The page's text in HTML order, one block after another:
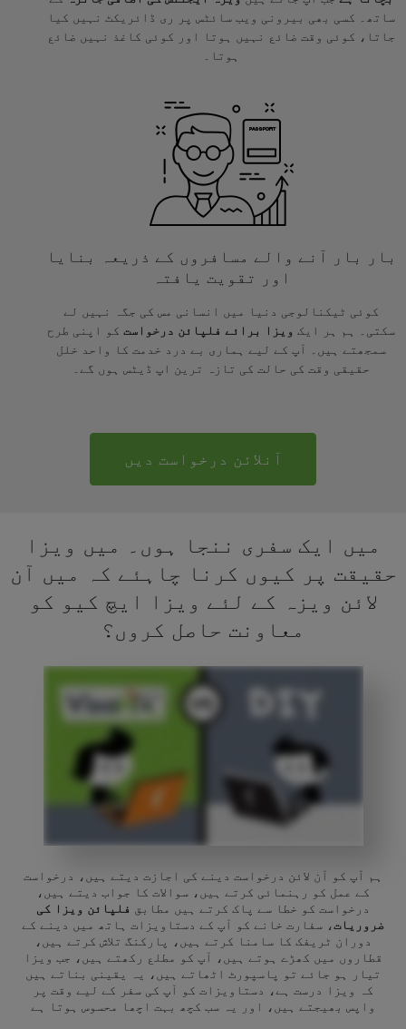
ساتھ۔ کسی بھی بیرونی ویب سائٹس پر ری ڈائریکٹ نہیں کیا
جاتا، کوئی وقت ضائع نہیں ہوتا اور کوئی کاغذ نہیں ضائع
ہوتا۔
بار بار آنے والے مسافروں کے ذریعہ بنایا
اور تقویت یافتہ
کوئی ٹیکنالوجی دنیا میں انسانی مس کی جگہ نہیں لے
سکتی۔ ہم ہر ایک ویزا برائے فلپائن درخواست کو اپنی طرح
سمجھتے ہیں۔ آپ کے لیے ہماری بے درد خدمت کا واحد خلل
حقیقی وقت کی حالت کی تازہ ترین اپ ڈیٹس ہوں گے۔
آنلائن درخواست دیں
میں ایک سفری ننجا ہوں۔ میں ویزا
حقیقت پر کیوں کرنا چاہئے کہ میں آن
لائن ویزہ کے لئے ویزا ایچ کیو کو
معاونت حاصل کروں؟
ہم آپ کو آن لائن درخواست دینے کی اجازت دیتے ہیں، درخواست
کے عمل کو رہنمائی کرتے ہیں، سوالات کا جواب دیتے ہیں،
درخواست کو خطا سے پاک کرتے ہیں مطابق
فلپائن ویزا کی
ضروریات، سفارت خانے کو آپ کے دستاویزات ہاتھ میں دینے کے
دوران ٹریفک کا سامنا کرتے ہیں، پارکنگ تلاش کرتے ہیں،
قطاروں میں کھڑے ہوتے ہیں، آپ کو مطلع رکھتے ہیں، جب ویزا
تیار ہو جائے تو پاسپورٹ اٹھاتے ہیں، یہ یقینی بناتے ہیں
کہ ویزا درست ہے، دستاویزات کو آپ کی سفر کے لیے وقت پر
واپس بھیجتے ہیں، اور یہ سب کچھ بہت اچھا محسوس ہوتا ہے